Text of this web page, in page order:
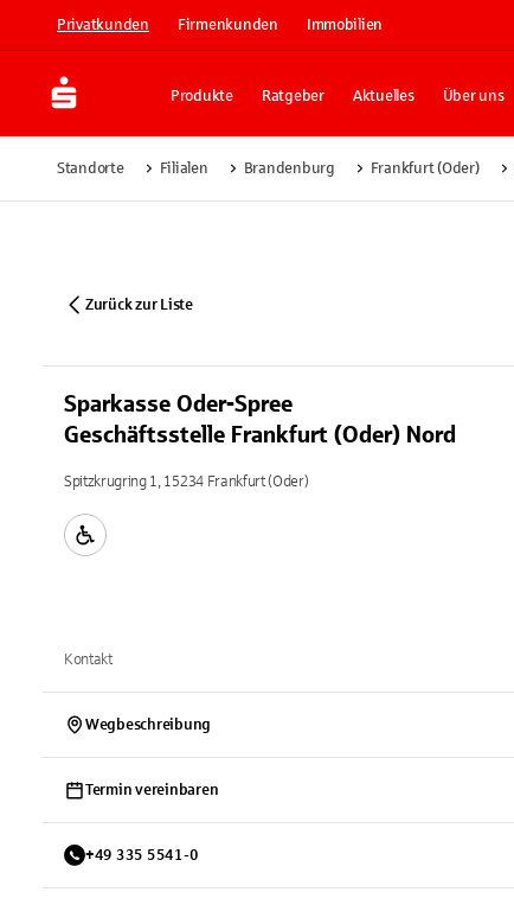
Privatkunden Firmenkunden Immobilien
Produkte Ratgeber Aktuelles Über uns
Standorte Filialen Brandenburg Frankfurt (Oder)
Zurück zur Liste
Sparkasse Oder-Spree
Geschäftsstelle Frankfurt (Oder) Nord
Spitzkrugring 1, 15234 Frankfurt (Oder)
Kontakt
Wegbeschreibung
Termin vereinbaren
+49 335 5541-0